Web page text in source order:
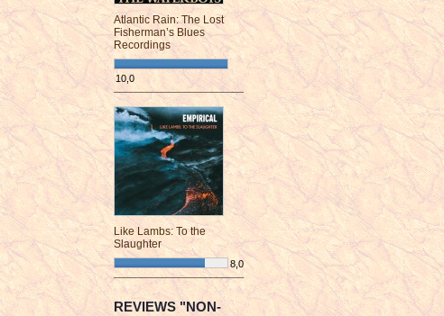
Atlantic Rain: The Lost
Fisherman’s Blues
Recordings
10,0
¯¯¯¯¯¯¯¯¯¯¯¯¯¯¯¯¯¯¯¯¯¯¯¯
Like Lambs: To the
Slaughter
8,0
¯¯¯¯¯¯¯¯¯¯¯¯¯¯¯¯¯¯¯¯¯¯¯¯
REVIEWS "NON-